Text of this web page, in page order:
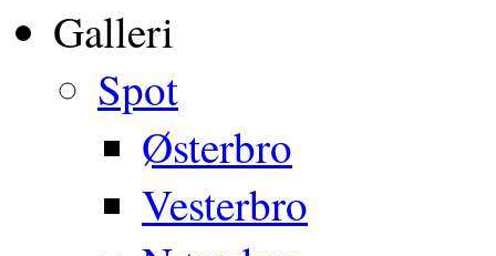
Galleri
Spot
Østerbro
Vesterbro